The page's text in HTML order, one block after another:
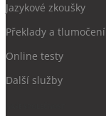
Jazykové zkoušky
Překlady a tlumočení
Online testy
Další služby